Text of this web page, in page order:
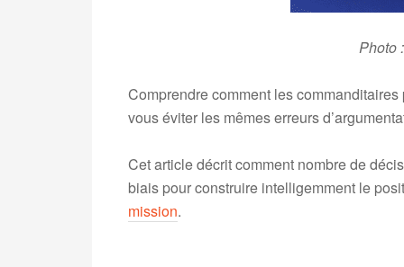
Photo
Comprendre comment les
vous éviter les mêmes erreurs
Cet article décrit comment nombre de
biais pour construire intelligemment le
mission.